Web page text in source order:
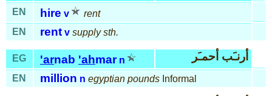
EN hire v
rent
EN
rent v supply sth.
EG 'arnab 'ahmar n أرنـَب أحمـَر
EN million n egyptian pounds Informal